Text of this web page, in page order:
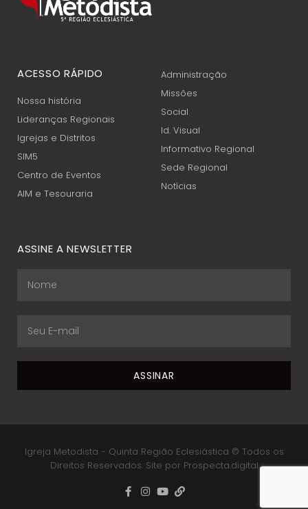
ACESSO RÁPIDO
Nossa história
Lideranças Regionais
Igrejas e Distritos
SIM5
Centro de Eventos
AIM e Tesouraria
Administração
Missões
Social
Id. Visual
Informativo Regional
Sede Regional
Notícias
ASSINE A NEWSLETTER
Igreja Metodista - Quinta Região Eclesiástica © Todos os
Direitos Reservados. Site por Prospecta.digital